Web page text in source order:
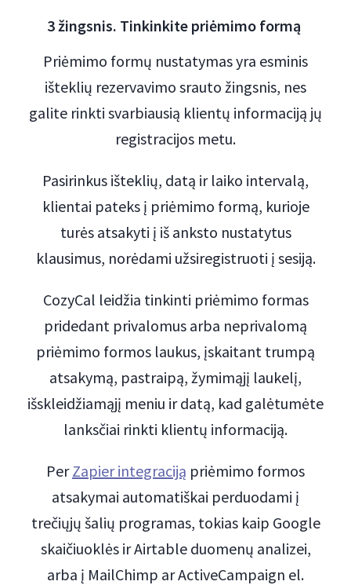
3 žingsnis. Tinkinkite priėmimo formą
Priėmimo formų nustatymas yra esminis
išteklių rezervavimo srauto žingsnis, nes
galite rinkti svarbiausią klientų informaciją jų
registracijos metu.
Pasirinkus išteklių, datą ir laiko intervalą,
klientai pateks į priėmimo formą, kurioje
turės atsakyti į iš anksto nustatytus
klausimus, norėdami užsiregistruoti į sesiją.
CozyCal leidžia tinkinti priėmimo formas
pridedant privalomus arba neprivalomą
priėmimo formos laukus, įskaitant trumpą
atsakymą, pastraipą, žymimąjį laukelį,
išskleidžiamąjį meniu ir datą, kad galėtumėte
lanksčiai rinkti klientų informaciją.
PerZapier integraciją priėmimo formos
atsakymai automatiškai perduodami į
trečiųjų šalių programas, tokias kaip Google
skaičiuoklės ir Airtable duomenų analizei,
arba į MailChimp ar ActiveCampaign el.